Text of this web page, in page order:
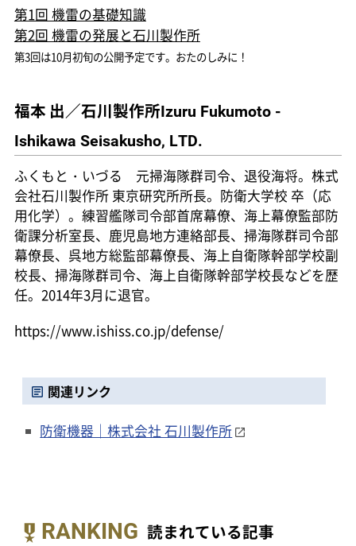
第1回 機雷の基礎知識
第2回 機雷の発展と石川製作所
第3回は10月初旬の公開予定です。おたのしみに！
福本 出／石川製作所Izuru Fukumoto -
Ishikawa Seisakusho, LTD.
ふくもと・いづる 元掃海隊群司令、退役海将。株式
会社石川製作所 東京研究所所長。防衛大学校 卒（応
用化学）。練習艦隊司令部首席幕僚、海上幕僚監部防
衛課分析室長、鹿児島地方連絡部長、掃海隊群司令部
幕僚長、呉地方総監部幕僚長、海上自衛隊幹部学校副
校長、掃海隊群司令、海上自衛隊幹部学校長などを歴
任。2014年3月に退官。
https://www.ishiss.co.jp/defense/
関連リンク
防衛機器｜株式会社 石川製作所
RANKING 読まれている記事